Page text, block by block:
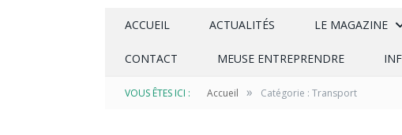
ACCUEIL ACTUALITÉS LE MAGAZINE
CONTACT MEUSE ENTREPRENDRE
VOUS ÊTES ICI : Accueil » Catégorie : Transport